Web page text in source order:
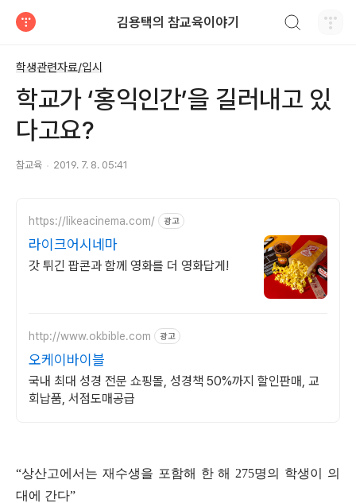
김용택의 참교육이야기
학생관련자료/입시
학교가 ‘홍익인간’을 길러내고 있
다고요?
참교육 2019. 7. 8. 05:41
https://likeacinema.com/ 광고
라이크어시네마
갓 튀긴 팝콘과 함께 영화를 더 영화답게!
http://www.okbible.com 광고
오케이바이블
국내 최대 성경 전문 쇼핑몰, 성경책 50%까지 할인판매, 교
회납품, 서점도매공급
“상산고에서는 재수생을 포함해 한 해 275명의 학생이 의
대에 간다”